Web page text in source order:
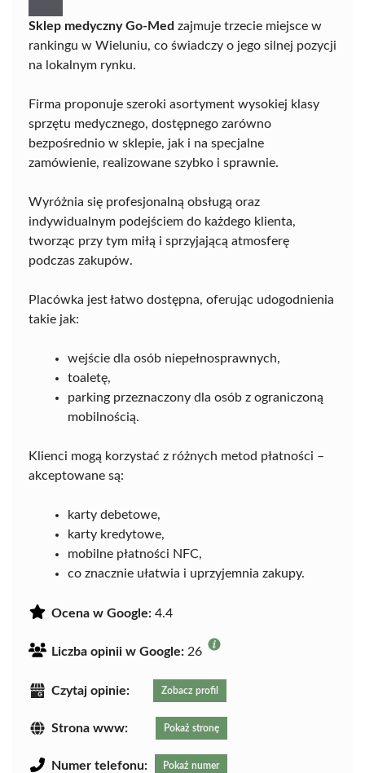
Sklep medyczny Go-Med zajmuje trzecie miejsce w
rankingu w Wieluniu, co świadczy o jego silnej pozycji
na lokalnym rynku.
Firma proponuje szeroki asortyment wysokiej klasy
sprzętu medycznego, dostępnego zarówno
bezpośrednio w sklepie, jak i na specjalne
zamówienie, realizowane szybko i sprawnie.
Wyróżnia się profesjonalną obsługą oraz
indywidualnym podejściem do każdego klienta,
tworząc przy tym miłą i sprzyjającą atmosferę
podczas zakupów.
Placówka jest łatwo dostępna, oferując udogodnienia
takie jak:
wejście dla osób niepełnosprawnych,
toaletę,
parking przeznaczony dla osób z ograniczoną
mobilnością.
Klienci mogą korzystać z różnych metod płatności –
akceptowane są:
karty debetowe,
karty kredytowe,
mobilne płatności NFC,
co znacznie ułatwia i uprzyjemnia zakupy.
Ocena w Google: 4.4
Liczba opinii w Google: 26
Czytaj opinie: Zobacz profil
Strona www: Pokaż stronę
Numer telefonu: Pokaż numer